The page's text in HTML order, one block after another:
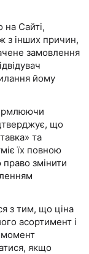
на Сайті,
з інших причин,
замовлення
йому
що
та
їх повною
змінити
з тим, що ціна
асортимент і
момент
якщо